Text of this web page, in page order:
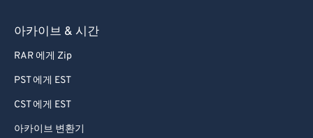
아카이브 & 시간
RAR 에게 Zip
PST 에게 EST
CST 에게 EST
아카이브 변환기